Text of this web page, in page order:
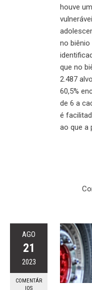
houve
no
que no
2.487
60,5%
de 6 a
é
ao que a
AGO
21
2023
COMENTÁR
IOS